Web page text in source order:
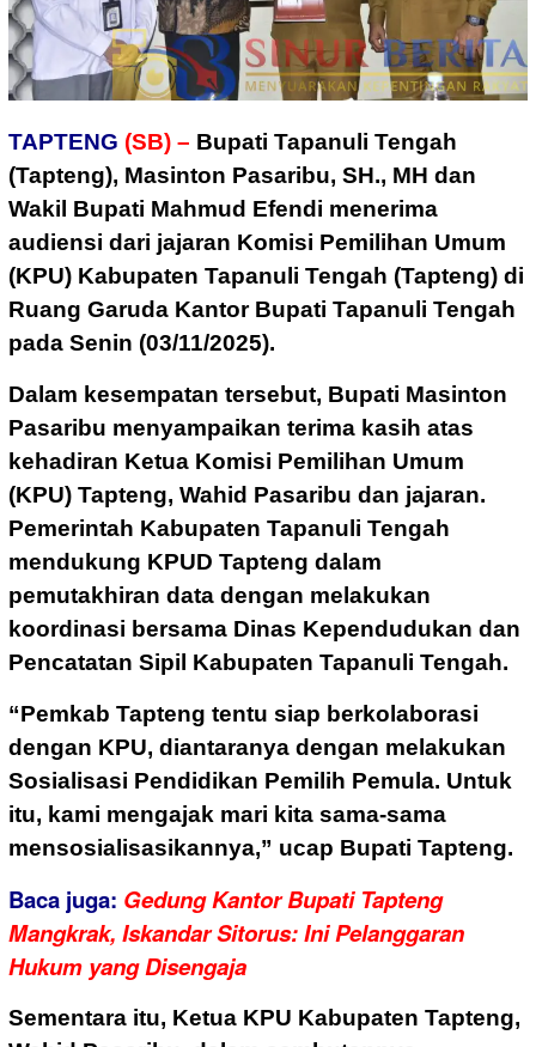
TAPTENG (SB) – Bupati Tapanuli Tengah
(Tapteng), Masinton Pasaribu, SH., MH dan
Wakil Bupati Mahmud Efendi menerima
audiensi dari jajaran Komisi Pemilihan Umum
(KPU) Kabupaten Tapanuli Tengah (Tapteng) di
Ruang Garuda Kantor Bupati Tapanuli Tengah
pada Senin (03/11/2025).
Dalam kesempatan tersebut, Bupati Masinton
Pasaribu menyampaikan terima kasih atas
kehadiran Ketua Komisi Pemilihan Umum
(KPU) Tapteng, Wahid Pasaribu dan jajaran.
Pemerintah Kabupaten Tapanuli Tengah
mendukung KPUD Tapteng dalam
pemutakhiran data dengan melakukan
koordinasi bersama Dinas Kependudukan dan
Pencatatan Sipil Kabupaten Tapanuli Tengah.
“Pemkab Tapteng tentu siap berkolaborasi
dengan KPU, diantaranya dengan melakukan
Sosialisasi Pendidikan Pemilih Pemula. Untuk
itu, kami mengajak mari kita sama-sama
mensosialisasikannya,” ucap Bupati Tapteng.
Baca juga: Gedung Kantor Bupati Tapteng
Mangkrak, Iskandar Sitorus: Ini Pelanggaran
Hukum yang Disengaja
Sementara itu, Ketua KPU Kabupaten Tapteng,